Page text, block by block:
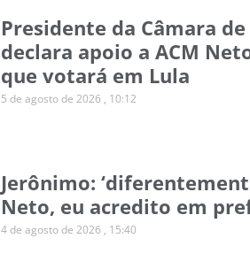
Presidente da Câmara
declara apoio a ACM
que votará em Lula
5 de agosto de 2026 10:12
Jerônimo:
Neto, eu acredito em
4 de agosto de 2026 15:40